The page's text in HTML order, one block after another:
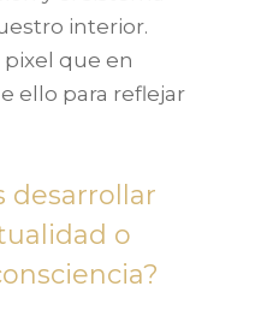
interior.
que en
ello para reflejar
desarrollar
o